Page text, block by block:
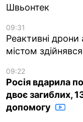
Швьонтек
09:31
Реактивні
містом
09:22
Росія вдарила
двоє загиблих,
допомогу